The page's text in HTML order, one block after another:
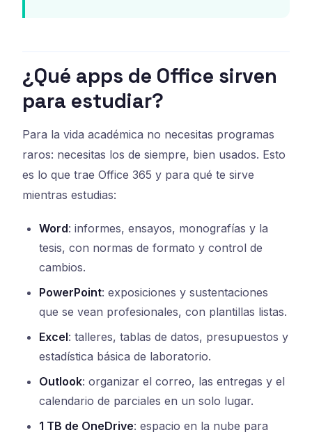
¿Qué apps de Office sirven
para estudiar?
Para la vida académica no necesitas programas
raros: necesitas los de siempre, bien usados. Esto
es lo que trae Office 365 y para qué te sirve
mientras estudias:
Word: informes, ensayos, monografías y la
tesis, con normas de formato y control de
cambios.
PowerPoint: exposiciones y sustentaciones
que se vean profesionales, con plantillas listas.
Excel: talleres, tablas de datos, presupuestos y
estadística básica de laboratorio.
Outlook: organizar el correo, las entregas y el
calendario de parciales en un solo lugar.
1 TB de OneDrive: espacio en la nube para